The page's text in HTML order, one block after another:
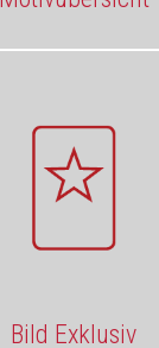
Bild Exklusiv